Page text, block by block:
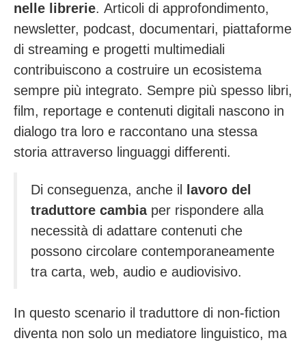
nelle librerie. Articoli di approfondimento,
newsletter, podcast, documentari, piattaforme
di streaming e progetti multimediali
contribuiscono a costruire un ecosistema
sempre più integrato. Sempre più spesso libri,
film, reportage e contenuti digitali nascono in
dialogo tra loro e raccontano una stessa
storia attraverso linguaggi differenti.
Di conseguenza, anche il
lavoro del
traduttore cambiaper rispondere alla
necessità di adattare contenuti che
possono circolare contemporaneamente
tra carta, web, audio e audiovisivo.
In questo scenario il traduttore di non-fiction
diventa non solo un mediatore linguistico, ma